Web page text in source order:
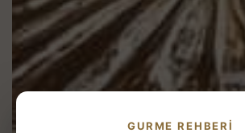
GURME REHBERI